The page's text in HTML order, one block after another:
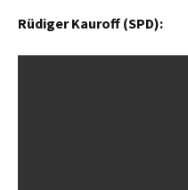
Rüdiger Kauroff (SPD):